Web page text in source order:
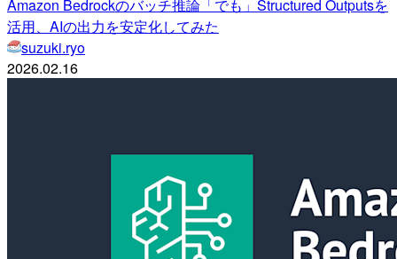
Amazon Bedrockのバッチ推論「でも」Structured Outputsを
活用、AIの出力を安定化してみた
suzuki.ryo
2026.02.16